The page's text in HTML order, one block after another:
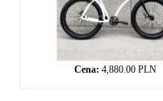
Cena: 4,880.00 PLN